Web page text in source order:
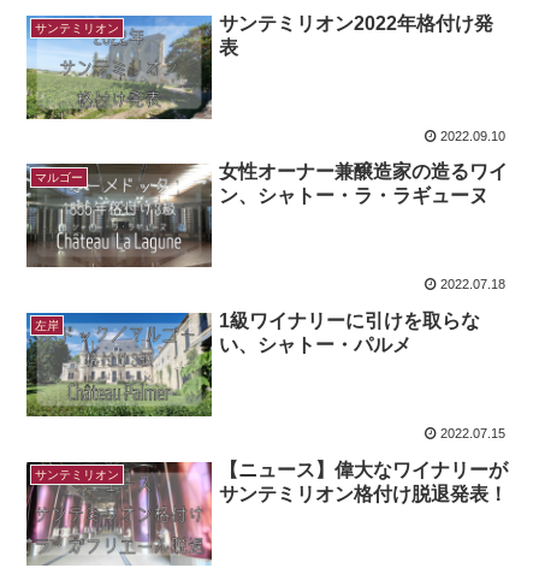
サンテミリオン
サンテミリオン2022年格付け発
表
2022.09.10
マルゴー
女性オーナー兼醸造家の造るワイ
ン、シャトー・ラ・ラギューヌ
2022.07.18
左岸
1級ワイナリーに引けを取らな
い、シャトー・パルメ
2022.07.15
サンテミリオン
【ニュース】偉大なワイナリーが
サンテミリオン格付け脱退発表！